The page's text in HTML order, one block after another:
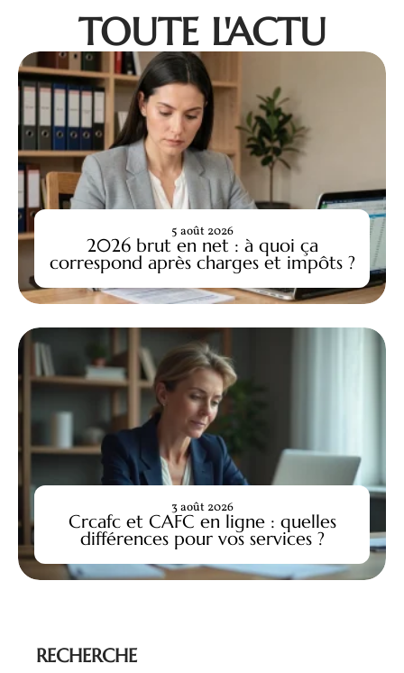
TOUTE L'ACTU
2026 brut en net : à quoi ça
correspond après charges et impôts ?
5 août 2026
Crcafc et CAFC en ligne : quelles
différences pour vos services ?
3 août 2026
RECHERCHE